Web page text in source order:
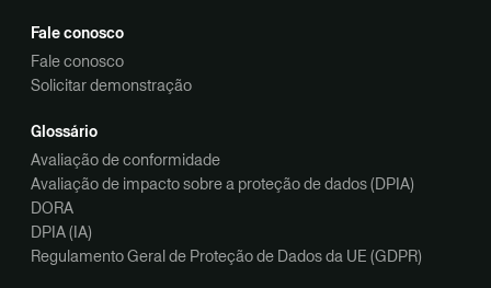
Fale conosco
Fale conosco
Solicitar demonstração
Glossário
Avaliação de conformidade
Avaliação de impacto sobre a proteção de dados (DPIA)
DORA
DPIA (IA)
Regulamento Geral de Proteção de Dados da UE (GDPR)